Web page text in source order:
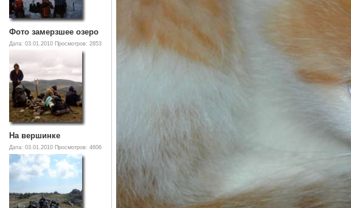
Фото замерзшее озеро
Дата: 03.01.2010 Просмотров: 2853
На вершинке
Дата: 03.01.2010 Просмотров: 4606